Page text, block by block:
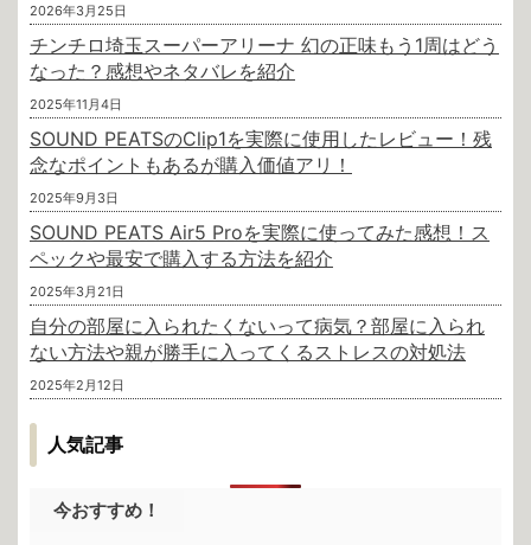
2026年3月25日
チンチロ埼玉スーパーアリーナ 幻の正味もう1周はどう
なった？感想やネタバレを紹介
2025年11月4日
SOUND PEATSのClip1を実際に使用したレビュー！残
念なポイントもあるが購入価値アリ！
2025年9月3日
SOUND PEATS Air5 Proを実際に使ってみた感想！ス
ペックや最安で購入する方法を紹介
2025年3月21日
自分の部屋に入られたくないって病気？部屋に入られ
ない方法や親が勝手に入ってくるストレスの対処法
2025年2月12日
人気記事
今おすすめ！